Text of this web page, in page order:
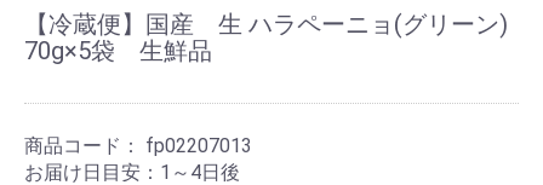
【冷蔵便】国産 生 ハラペーニョ(グリーン)
70g×5袋 生鮮品
商品コード： fp02207013
お届け日目安：1～4日後